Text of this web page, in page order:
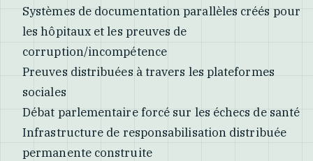
Systèmes de documentation parallèles créés pour
les hôpitaux et les preuves de
corruption/incompétence
Preuves distribuées à travers les plateformes
sociales
Débat parlementaire forcé sur les échecs de santé
Infrastructure de responsabilisation distribuée
permanente construite